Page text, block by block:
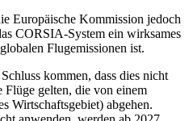
Europäische Kommission jedoch
CORSIA-System ein wirksames
Flugemissionen ist.
kommen, dass dies nicht
gelten, die von einem
Wirtschaftsgebiet) abgehen.